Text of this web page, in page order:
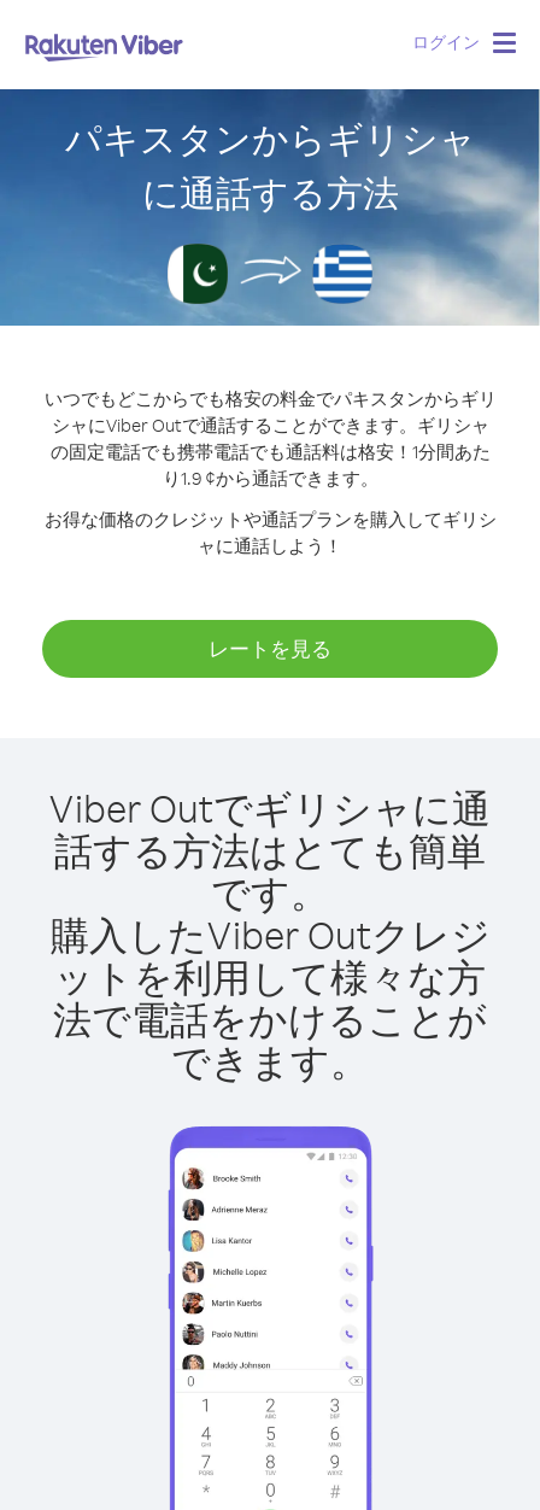
ログイン
パキスタンからギリシャ
に通話する方法
いつでもどこからでも格安の料金でパキスタンからギリ
シャにViber Outで通話することができます。 ギリシャ
の固定電話でも携帯電話でも通話料は格安！1分間あた
り1.9 ¢から通話できます。
お得な価格のクレジットや通話プランを購入してギリシ
ャに通話しよう！
レートを見る
Viber Outでギリシャに通
話する方法はとても簡単
です。
購入したViber Outクレジ
ットを利用して様々な方
法で電話をかけることが
できます。